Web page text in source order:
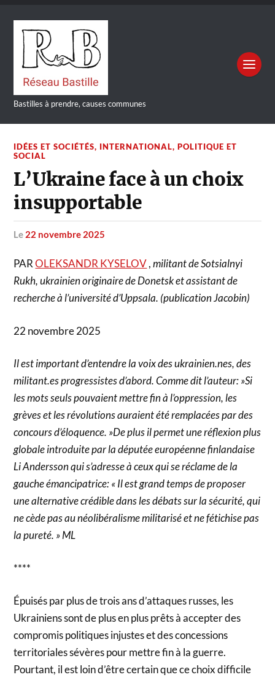
Bastilles à prendre, causes communes
IDÉES ET SOCIÉTÉS, INTERNATIONAL,POLITIQUE ET
SOCIAL
L’Ukraine face à un choix
insupportable
le 22 novembre 2025
PAROLEKSANDR KYSELOV,militant de Sotsialnyi
Rukh, ukrainien originaire de Donetsk et assistant de
recherche à l’université d’Uppsala. (publication Jacobin)
22 novembre 2025
Il est important d’entendre la voix des ukrainien.nes, des
militant.es progressistes d’abord. Comme dit l’auteur: »Si
les mots seuls pouvaient mettre fin à l’oppression, les
grèves et les révolutions auraient été remplacées par des
concours d’éloquence. »De plus il permet une réflexion plus
globale introduite par la députée européenne finlandaise
Li Andersson qui s’adresse à ceux qui se réclame de la
gauche émancipatrice: « Il est grand temps de proposer
une alternative crédible dans les débats sur la sécurité, qui
ne cède pas au néolibéralisme militarisé et ne fétichise pas
la pureté. » ML
****
Épuisés par plus de trois ans d’attaques russes, les
Ukrainiens sont de plus en plus prêts à accepter des
compromis politiques injustes et des concessions
territoriales sévères pour mettre fin à la guerre.
Pourtant, il est loin d’être certain que ce choix difficile